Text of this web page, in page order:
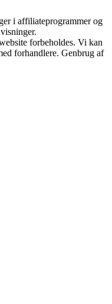
i affiliateprogrammer og
forbeholdes. Vi kan
forhandlere. Genbrug af